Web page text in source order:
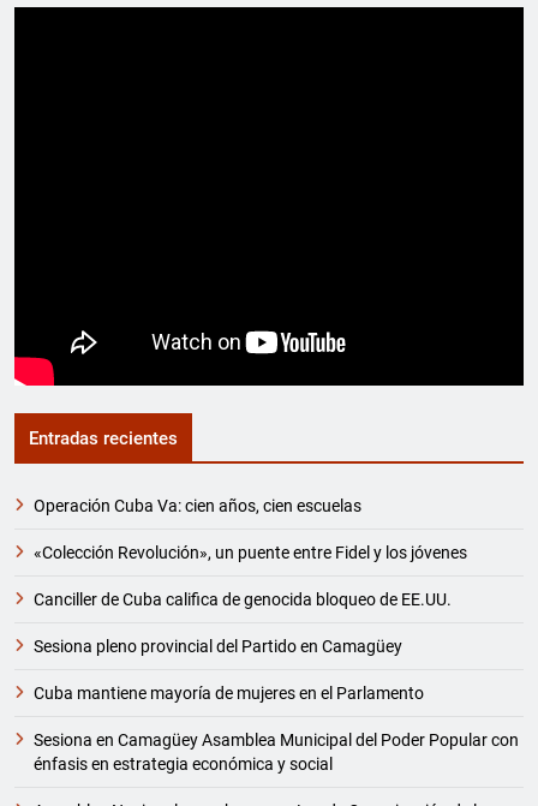
Entradas recientes
Operación Cuba Va: cien años, cien escuelas
«Colección Revolución», un puente entre Fidel y los jóvenes
Canciller de Cuba califica de genocida bloqueo de EE.UU.
Sesiona pleno provincial del Partido en Camagüey
Cuba mantiene mayoría de mujeres en el Parlamento
Sesiona en Camagüey Asamblea Municipal del Poder Popular con
énfasis en estrategia económica y social